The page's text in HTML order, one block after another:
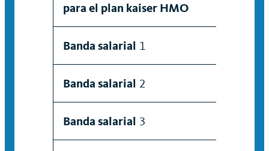
para el plan kaiser HMO
Banda salarial 1
Banda salarial 2
Banda salarial 3